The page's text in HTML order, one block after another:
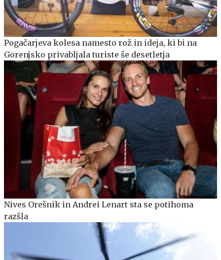
Pogačarjeva kolesa namesto rož in ideja, ki bi na
Gorenjsko privabljala turiste še desetletja
Nives Orešnik in Andrei Lenart sta se potihoma
razšla